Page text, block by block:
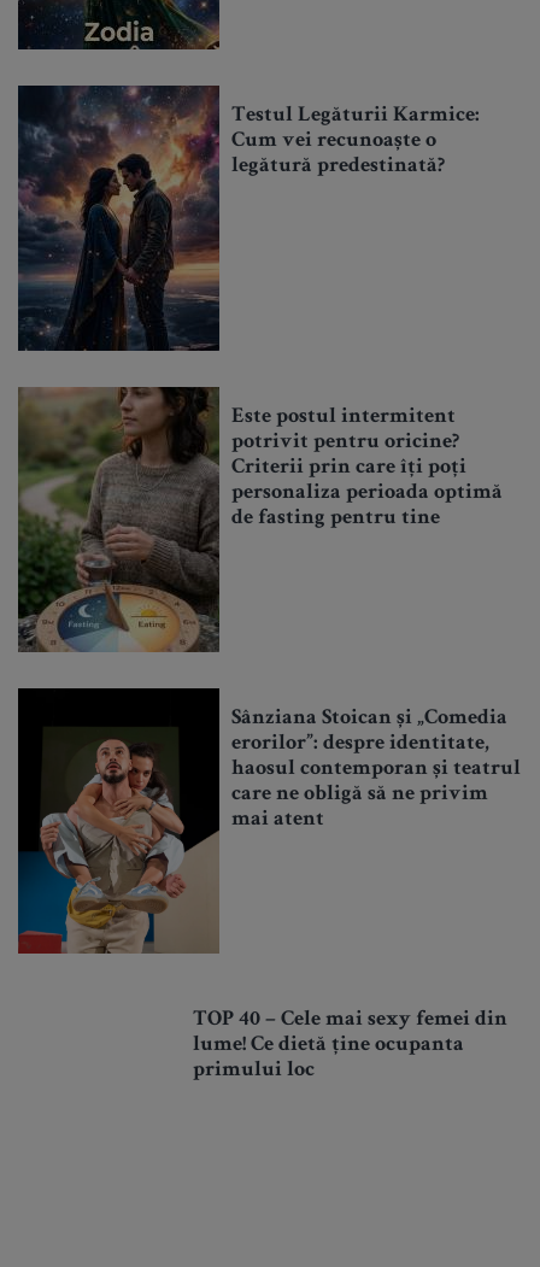
Testul Legăturii Karmice:
Cum vei recunoaște o
legătură predestinată?
Este postul intermitent
potrivit pentru oricine?
Criterii prin care îți poți
personaliza perioada optimă
de fasting pentru tine
Sânziana Stoican și „Comedia
erorilor”: despre identitate,
haosul contemporan și teatrul
care ne obligă să ne privim
mai atent
TOP 40 – Cele mai sexy femei din
lume! Ce dietă ține ocupanta
primului loc